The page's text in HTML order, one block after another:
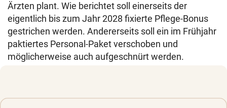
Ärzten plant. Wie berichtet soll einerseits der
eigentlich bis zum Jahr 2028 fixierte Pflege-Bonus
gestrichen werden. Andererseits soll ein im Frühjahr
paktiertes Personal-Paket verschoben und
möglicherweise auch aufgeschnürt werden.